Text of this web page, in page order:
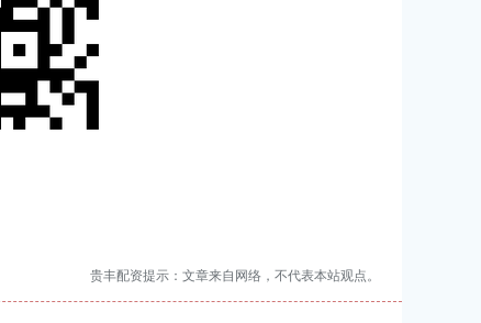
贵丰配资提示：文章来自网络，不代表本站观点。